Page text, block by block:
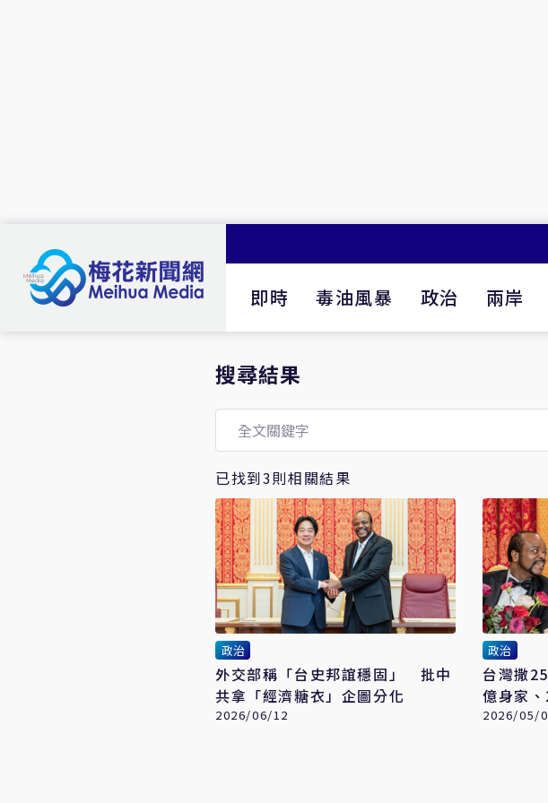
即時 毒油風暴 政治 兩岸
搜尋結果
已找到3則相關結果
政治
外交部稱「台史邦誼穩固」 批中
共拿「經濟糖衣」企圖分化
2026/06/12
政治
台灣撒
億身家
喊：打造
2026/05/